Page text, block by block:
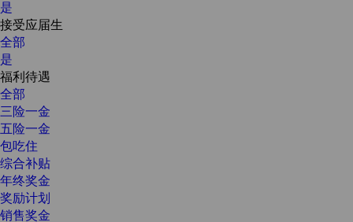
是
接受应届生
全部
是
福利待遇
全部
三险一金
五险一金
包吃住
综合补贴
年终奖金
奖励计划
销售奖金